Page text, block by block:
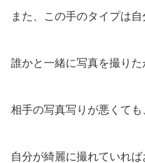
また、この手のタイプは自
誰かと一緒に写真を撮りた
相手の写真写りが悪くても
自分が綺麗に撮れていれ